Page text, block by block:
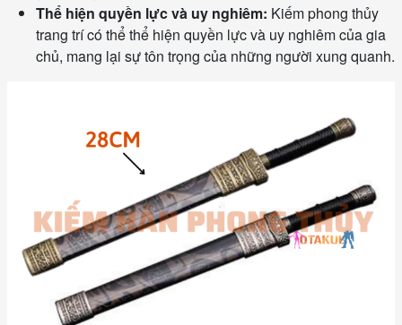
Thể hiện quyền lực và uy nghiêm: Kiếm phong thủy
trang trí có thể thể hiện quyền lực và uy nghiêm của gia
chủ, mang lại sự tôn trọng của những người xung quanh.